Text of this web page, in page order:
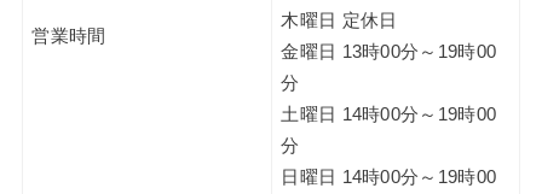
営業時間
木曜日 定休日
金曜日 13時00分～19時00
分
土曜日 14時00分～19時00
分
日曜日 14時00分～19時00